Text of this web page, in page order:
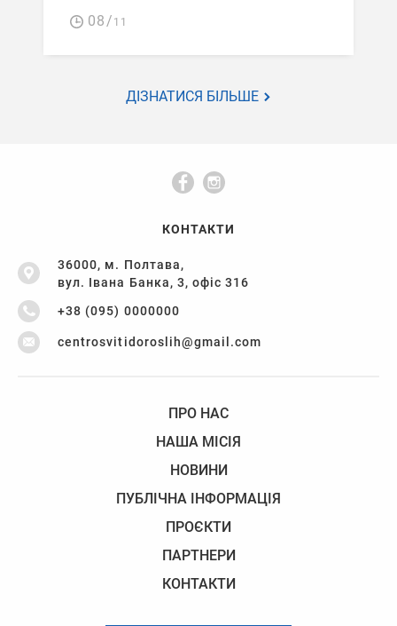
08/ 11
ДІЗНАТИСЯ БІЛЬШЕ
КОНТАКТИ
36000, м. Полтава,
вул. Івана Банка, 3, офіс 316
+38 (095) 0000000
centrosvitidoroslih@gmail.com
ПРО НАС
НАША МІСІЯ
НОВИНИ
ПУБЛІЧНА ІНФОРМАЦІЯ
ПРОЄКТИ
ПАРТНЕРИ
КОНТАКТИ